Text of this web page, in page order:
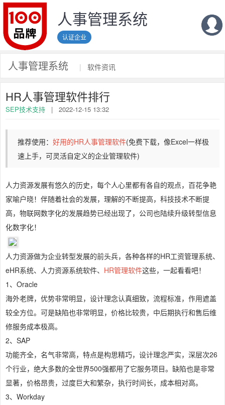
人事管理系统
认证企业
人事管理系统 | 软件资讯
HR人事管理软件排行
SEP技术支持 | 2022-12-15 13:32
推荐使用： 好用的HR人事管理软件(免费下载，像Excel一样极
速上手，可灵活自定义的企业管理软件)
人力资源发展有悠久的历史，每个人心里都有各自的观点，百花争艳
家喻户晓！伴随着社会的发展，理解的不断提高，科技技术不断提
高，物联网数字化的发展趋势已经出现了，公司也陆续升级转型信息
化数字化！
人力资源做为企业转型发展的前头兵，各种各样的HR工资管理系统、
eHR系统、人力资源系统软件、 HR管理软件这些，一起看看吧！
1、Oracle
海外老牌，优势非常明显，设计理念认真细致，流程标准，作用遮盖
较全方位。可是缺陷也非常明显，价格比较贵，中后期执行和售后维
修服务成本极高。
2、SAP
功能齐全，名气非常高，特点是构思精巧，设计理念严实，深层次26
个行业，绝大多数的全世界500强都用了它服务项目。缺陷也是非常
显著，价格昂贵，过度巨大和繁杂，执行时间长，成本相对高。
3、Workday